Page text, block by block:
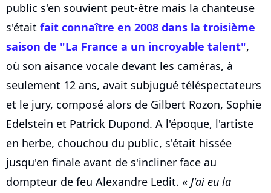
public s'en souvient peut-être mais la chanteuse
s'était fait connaître en 2008 dans la troisième
saison de "La France a un incroyable talent",
où son aisance vocale devant les caméras, à
seulement 12 ans, avait subjugué téléspectateurs
et le jury, composé alors de Gilbert Rozon, Sophie
Edelstein et Patrick Dupond. A l'époque, l'artiste
en herbe, chouchou du public, s'était hissée
jusqu'en finale avant de s'incliner face au
dompteur de feu Alexandre Ledit. « J'ai eu la